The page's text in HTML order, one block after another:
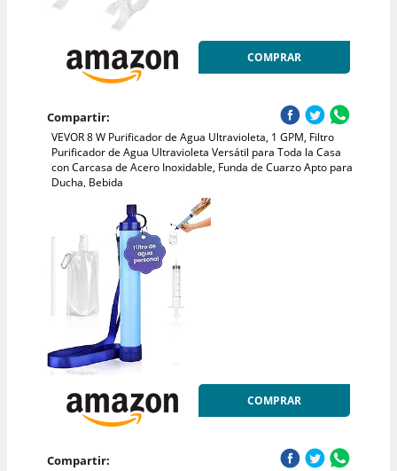
COMPRAR
Compartir:
VEVOR 8 W Purificador de Agua Ultravioleta, 1 GPM, Filtro
Purificador de Agua Ultravioleta Versátil para Toda la Casa
con Carcasa de Acero Inoxidable, Funda de Cuarzo Apto para
Ducha, Bebida
COMPRAR
Compartir: